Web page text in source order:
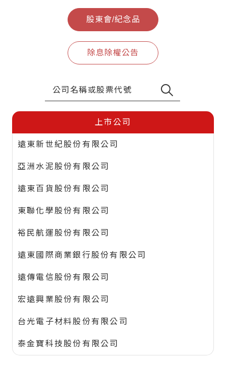
股東會/紀念品
除息除權公告
上市公司
遠東新世紀股份有限公司
亞洲水泥股份有限公司
遠東百貨股份有限公司
東聯化學股份有限公司
裕民航運股份有限公司
遠東國際商業銀行股份有限公司
遠傳電信股份有限公司
宏遠興業股份有限公司
台光電子材料股份有限公司
泰金寶科技股份有限公司